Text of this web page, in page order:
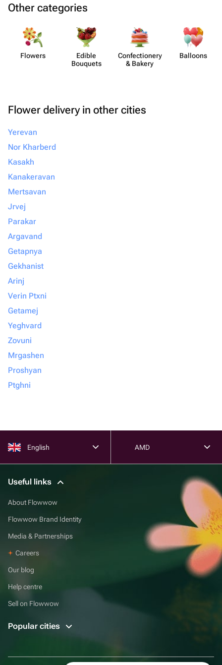
Other categories
Flowers
Edible
Bouquets
Confect​ionery
& Bakery
Balloons
Flower delivery in other cities
Yerevan
Nor Kharberd
Kasakh
Kanakeravan
Mertsavan
Jrvej
Parakar
Argavand
Getapnya
Gekhanist
Arinj
Verin Ptxni
Getamej
Yeghvard
Zovuni
Mrgashen
Proshyan
Ptghni
English AMD
Useful links
About Flowwow
Flowwow Brand Identity
Media & Partnerships
Careers
Our blog
Help centre
Sell on Flowwow
Popular cities